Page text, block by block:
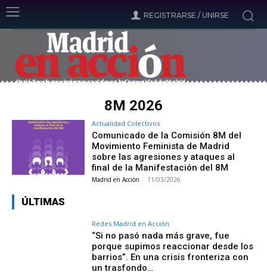
REGISTRARSE / UNIRSE
8M 2026
Actualidad Colectivos
Comunicado de la Comisión 8M del
Movimiento Feminista de Madrid
sobre las agresiones y ataques al
final de la Manifestación del 8M
Madrid en Acción - 11/03/2026
ÚLTIMAS
Redes Madrid en Acción
“Si no pasó nada más grave, fue
porque supimos reaccionar desde los
barrios”. En una crisis fronteriza con
un trasfondo…